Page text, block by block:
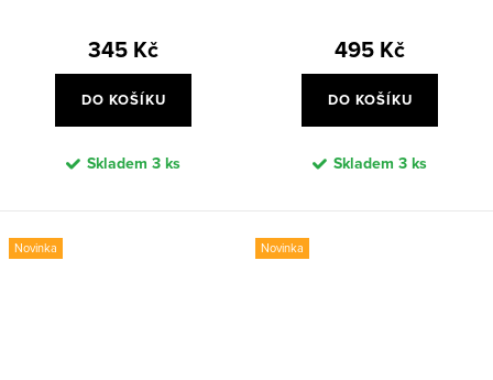
345 Kč
DO KOŠÍKU
Skladem 3 ks
495 Kč
DO KOŠÍKU
Skladem 3 ks
Novinka Novinka